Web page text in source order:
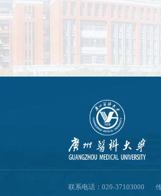
联系电话：020-37103000 传